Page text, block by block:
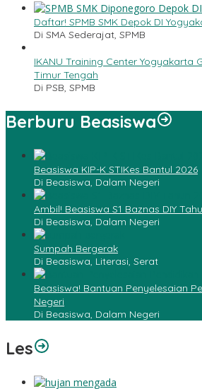
Daftar! SPMB SMK Depok DI
Di SMA Sederajat, SPMB
IKANU Training Center Yogyakarta
Timur Tengah
Di PSB, SPMB
Berburu Beasiswa
Beasiswa KIP-K STIKes Bantul 2026
Di Beasiswa, Dalam Negeri
Ambil! Beasiswa S1 Baznas DIY
Di Beasiswa, Dalam Negeri
Sumpah Bergerak
Di Beasiswa, Literasi, Serat
Beasiswa! Bantuan Penyelesaian
Negeri
Di Beasiswa, Dalam Negeri
Les